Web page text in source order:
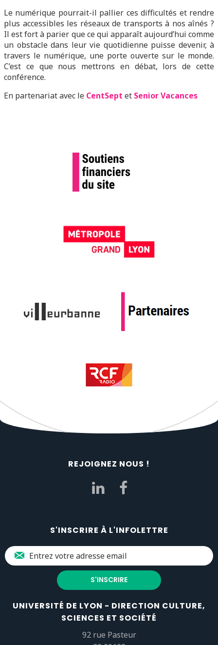
Le numérique pourrait-il pallier ces difficultés et rendre
plus accessibles les réseaux de transports à nos aînés ?
Il est fort à parier que ce qui apparaît aujourd’hui comme
un obstacle dans leur vie quotidienne puisse devenir, à
travers le numérique, une porte ouverte sur le monde.
C’est ce que nous mettrons en débat, lors de cette
conférence.
En partenariat avec le CentSept et Senior Vacances
REJOIGNEZ NOUS !
S'INSCRIRE À L'INFOLETTRE
UNIVERSITÉ DE LYON - DIRECTION CULTURE,
SCIENCES ET SOCIÉTÉ
92 rue Pasteur